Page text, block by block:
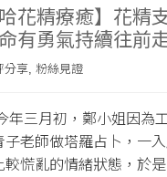
花精療癒】花精
有勇氣持續往前
分享, 粉絲見證
年三月初，鄭小姐因為
老師做塔羅占卜，一
較慌亂的情緒狀態，於